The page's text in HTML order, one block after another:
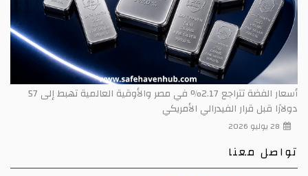
أسعار الفضة تتراجع 2.17% في مصر والأوقية العالمية تهبط إلى 57
دولارًا قبل قرار الفيدرالي الأمريكي
28 يوليو 2026
تواصل معنا